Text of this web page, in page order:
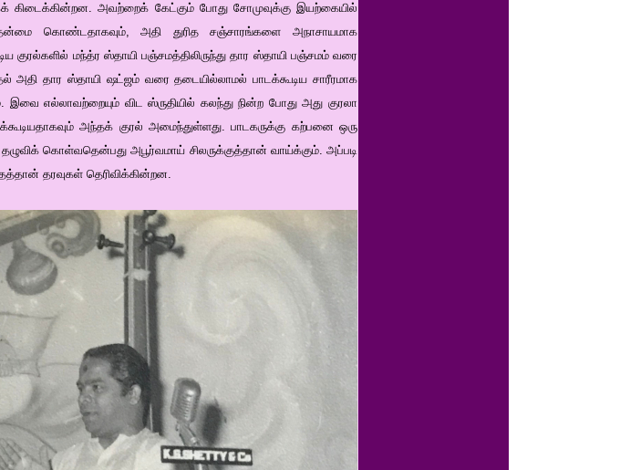
கிடைக்கின்றன. அவற்றைக் கேட்கும் போது சோமுவுக்கு இயற்கையில்
கொண்டதாகவும், அதி துரித சஞ்சாரங்களை அநாசாயமாக
குரல்களில் மந்த்ர ஸ்தாயி பஞ்சமத்திலிருந்து தார ஸ்தாயி பஞ்சமம் வரை
அதி தார ஸ்தாயி ஷட்ஜம் வரை தடையில்லாமல் பாடக்கூடிய சாரீரமாக
எல்லாவற்றையும் விட ஸ்ருதியில் கலந்து நின்ற போது அது குரலா
அந்தக் குரல் அமைந்துள்ளது. பாடகருக்கு கற்பனை ஒரு
கொள்வதென்பது அபூர்வமாய் சிலருக்குத்தான் வாய்க்கும். அப்படி
தரவுகள் தெரிவிக்கின்றன.